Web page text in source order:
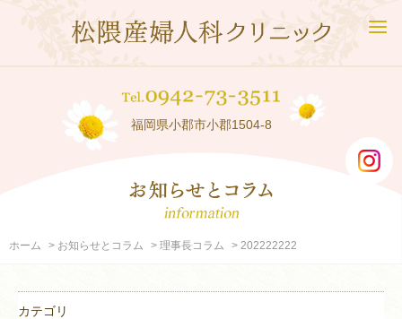
福岡県小郡市小郡1504-8
ホーム お知らせとコラム 理事長コラム 202222222
カテゴリ